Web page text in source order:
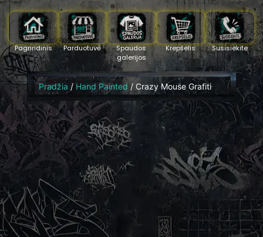
Parduotuvė
Spaudos
galerijos
Pagrindinis Krepšelis Susisiekite
Pradžia / Hand Painted / Crazy Mouse Grafiti